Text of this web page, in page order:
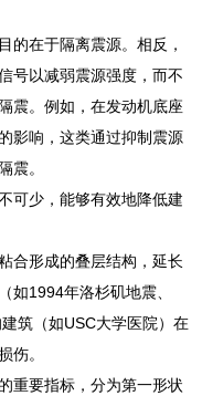
的在于隔离震源。相反，
号以减弱震源强度，而不
震。例如，在发动机底座
影响，这类通过抑制震源
震。
可少，能够有效地降低建
合形成的叠层结构，延长
如1994年洛杉矶地震、
筑（如USC大学医院）在
伤。
重要指标，分为第一形状